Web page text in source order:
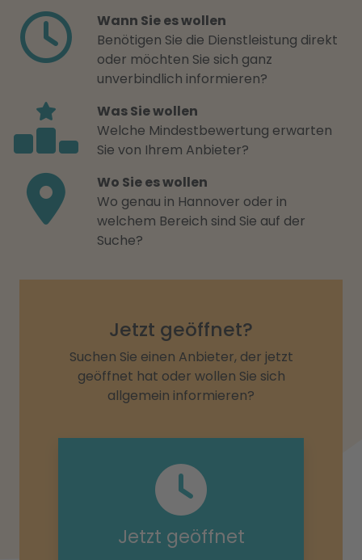
Wann Sie es wollen
Benötigen Sie die Dienstleistung direkt
oder möchten Sie sich ganz
unverbindlich informieren?
Was Sie wollen
Welche Mindestbewertung erwarten
Sie von Ihrem Anbieter?
Wo Sie es wollen
Wo genau in Hannover oder in
welchem Bereich sind Sie auf der
Suche?
Jetzt geöffnet?
Suchen Sie einen Anbieter, der jetzt
geöffnet hat oder wollen Sie sich
allgemein informieren?
Jetzt geöffnet